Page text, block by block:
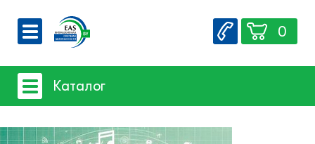
О компании
Вакансии
Контакты
0
Каталог
Системы видеонаблюдения